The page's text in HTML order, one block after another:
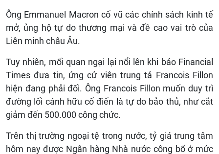
Ông Emmanuel Macron cổ vũ các chính sách kinh tế
mở, ủng hộ tự do thương mại và đề cao vai trò của
Liên minh châu Âu.
Tuy nhiên, mối quan ngại lại nổi lên khi báo Financial
Times đưa tin, ứng cử viên trung tả Francois Fillon
hiện đang phải đối. Ông Francois Fillon muốn duy trì
đường lối cánh hữu cổ điển là tự do bảo thủ, như cắt
giảm đến 500.000 công chức.
Trên thị trường ngoại tệ trong nước, tỷ giá trung tâm
hôm nay được Ngân hàng Nhà nước công bố ở mức